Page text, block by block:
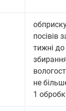
посівів
тижні до
не
1